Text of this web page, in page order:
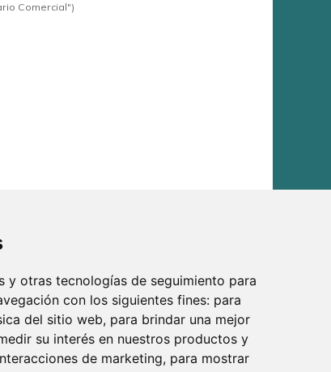
y otras tecnologías de seguimiento para
con los siguientes fines: para
del sitio web, para brindar una mejor
su interés en nuestros productos y
de marketing, para mostrar
Comercial")